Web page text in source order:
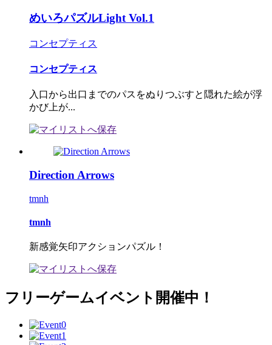
めいろパズルLight Vol.1
コンセプティス
コンセプティス
入口から出口までのパスをぬりつぶすと隠れた絵が浮
かび上が...
Direction Arrows
tmnh
tmnh
新感覚矢印アクションパズル！
フリーゲームイベント開催中！